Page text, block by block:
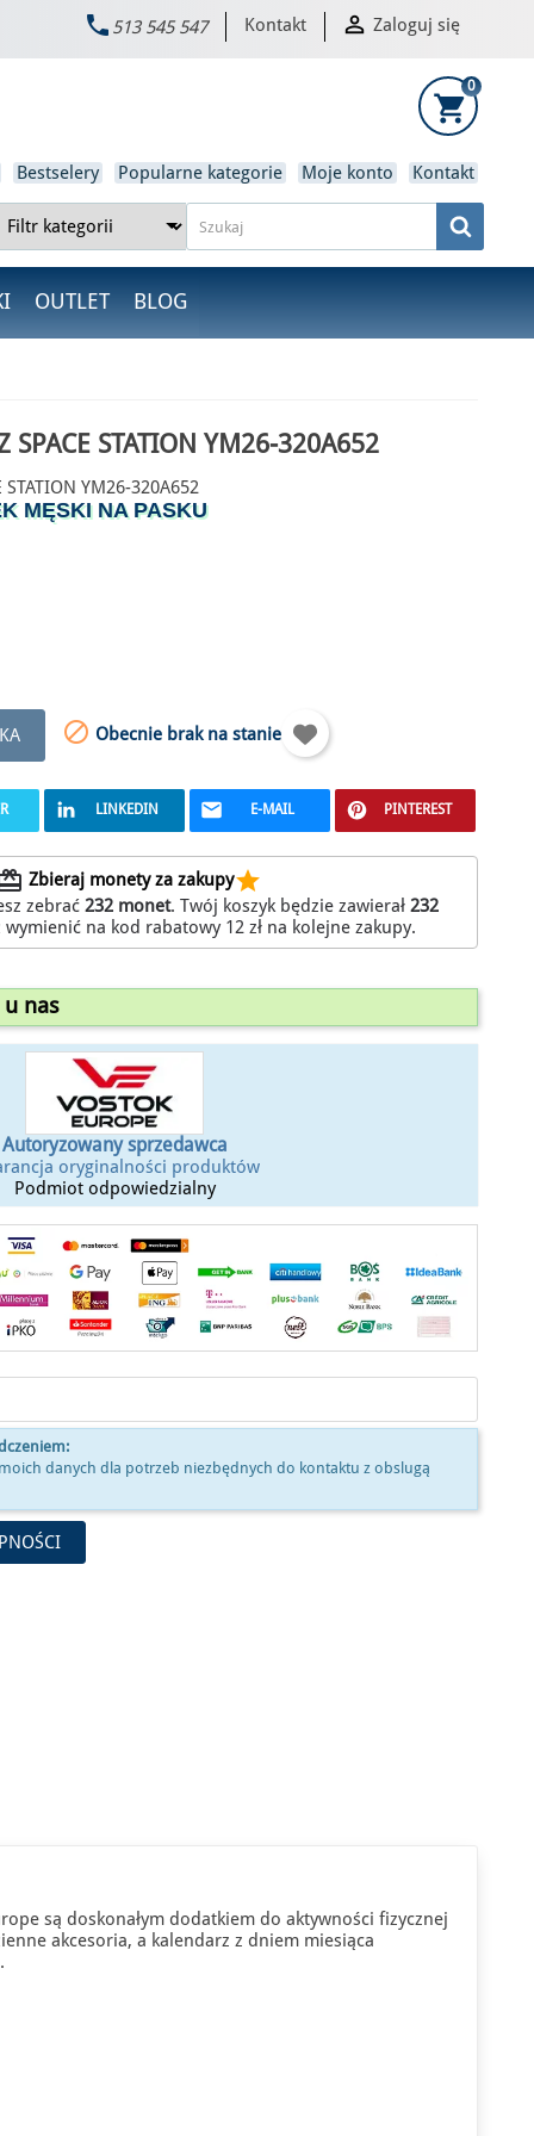
 513 545 547 Kontakt  Zaloguj się
shopping_cart
0
Bestselery Popularne kategorie Moje konto Kontakt
OUTLET BLOG
STATION YM26-320A652
STATION YM26-320A652
MĘSKI NA PASKU
 Obecnie brak na stanie
LINKEDIN E-MAIL PINTEREST
Zbieraj monety za zakupystar
zebrać 232 monet. Twój koszyk będzie zawierał 232
wymienić na kod rabatowy 12 zł na kolejne zakupy.
nas
Autoryzowany sprzedawca
oryginalności produktów
Podmiot odpowiedzialny
danych dla potrzeb niezbędnych do kontaktu z obslugą
są doskonałym dodatkiem do aktywności fizycznej
akcesoria, a kalendarz z dniem miesiąca
×